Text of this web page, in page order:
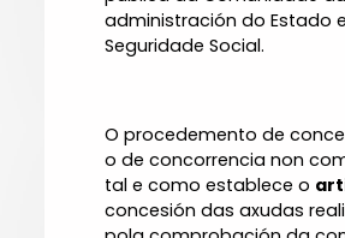
administración do Estado
Seguridade Social.
O procedemento de
o de concorrencia non
tal e como establece o
concesión das axudas